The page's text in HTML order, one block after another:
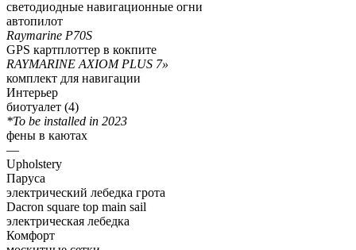
светодиодные навигационные огни
автопилот
Raymarine P70S
GPS картплоттер в кокпите
RAYMARINE AXIOM PLUS 7»
комплект для навигации
Интерьер
биотуалет (4)
*To be installed in 2023
фены в каютах
—
Upholstery
Паруса
электрический лебедка грота
Dacron square top main sail
электрическая лебедка
Комфорт